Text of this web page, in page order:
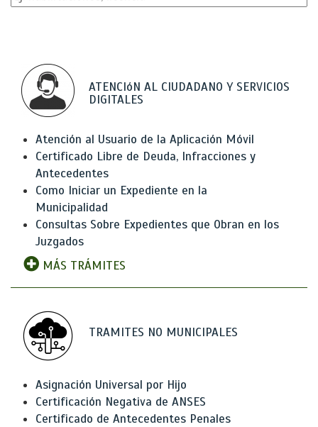
ATENCIóN AL CIUDADANO Y SERVICIOS
DIGITALES
Atención al Usuario de la Aplicación Móvil
Certificado Libre de Deuda, Infracciones y
Antecedentes
Como Iniciar un Expediente en la
Municipalidad
Consultas Sobre Expedientes que Obran en los
Juzgados
MÁS TRÁMITES
TRAMITES NO MUNICIPALES
Asignación Universal por Hijo
Certificación Negativa de ANSES
Certificado de Antecedentes Penales